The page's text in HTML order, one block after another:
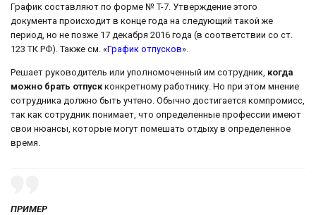
График составляют по форме № T-7. Утверждение этого
документа происходит в конце года на следующий такой же
период, но не позже 17 декабря 2016 года (в соответствии со ст.
123 ТК РФ). Также см. «График отпусков».
Решает руководитель или уполномоченный им сотрудник, когда
можно брать отпуск конкретному работнику. Но при этом мнение
сотрудника должно быть учтено. Обычно достигается компромисс,
так как сотрудник понимает, что определенные профессии имеют
свои нюансы, которые могут помешать отдыху в определенное
время.
ПРИМЕР